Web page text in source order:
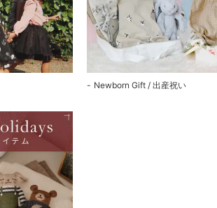
Newborn Gift / 出産祝い